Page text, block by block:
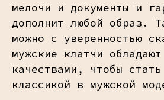
мелочи и документы и
дополнит любой образ.
можно с уверенностью
мужские клатчи
качествами, чтобы
классикой в мужской